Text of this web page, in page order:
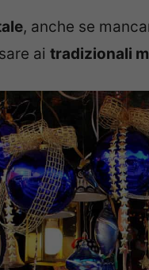
, anche se
ai tradizionali